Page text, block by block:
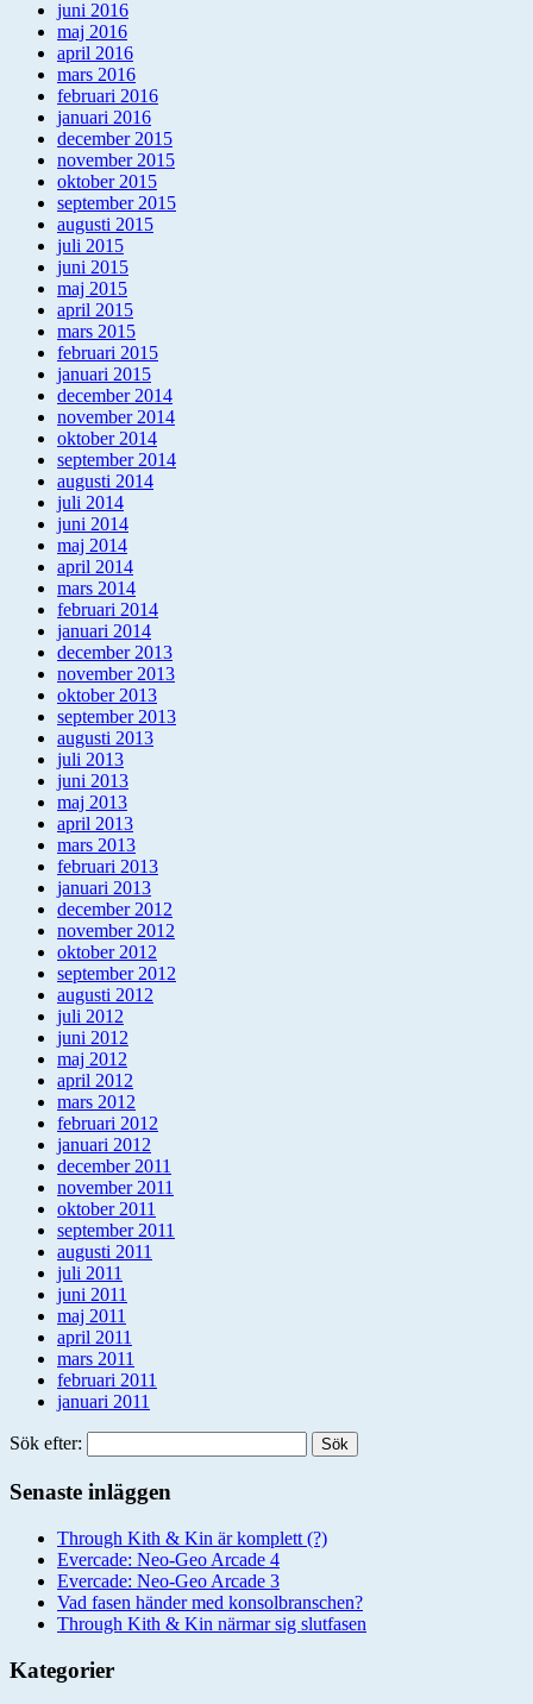
juni 2016
maj 2016
april 2016
mars 2016
februari 2016
januari 2016
december 2015
november 2015
oktober 2015
september 2015
augusti 2015
juli 2015
juni 2015
maj 2015
april 2015
mars 2015
februari 2015
januari 2015
december 2014
november 2014
oktober 2014
september 2014
augusti 2014
juli 2014
juni 2014
maj 2014
april 2014
mars 2014
februari 2014
januari 2014
december 2013
november 2013
oktober 2013
september 2013
augusti 2013
juli 2013
juni 2013
maj 2013
april 2013
mars 2013
februari 2013
januari 2013
december 2012
november 2012
oktober 2012
september 2012
augusti 2012
juli 2012
juni 2012
maj 2012
april 2012
mars 2012
februari 2012
januari 2012
december 2011
november 2011
oktober 2011
september 2011
augusti 2011
juli 2011
juni 2011
maj 2011
april 2011
mars 2011
februari 2011
januari 2011
Sök efter:
Senaste inläggen
Through Kith & Kin är komplett (?)
Evercade: Neo-Geo Arcade 4
Evercade: Neo-Geo Arcade 3
Vad fasen händer med konsolbranschen?
Through Kith & Kin närmar sig slutfasen
Kategorier